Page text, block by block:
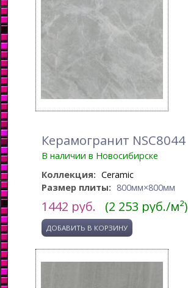
Керамогранит NSC8044
В наличии в Новосибирске
Коллекция: Ceramic
Размер плиты: 800мм×800мм
1442 руб. (2 253 руб./м²)